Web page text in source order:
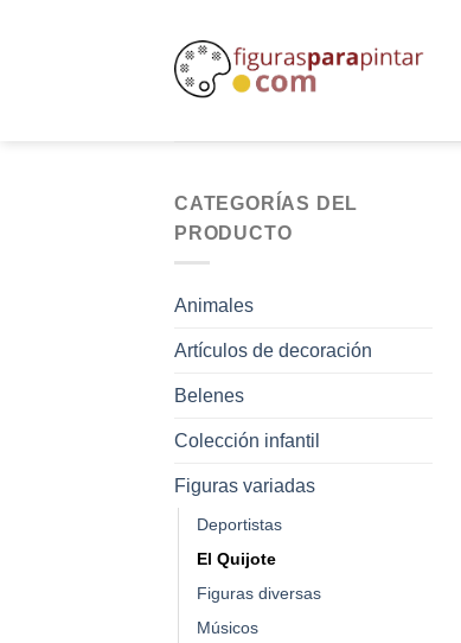
CATEGORÍAS DEL
PRODUCTO
Animales
Artículos de decoración
Belenes
Colección infantil
Figuras variadas
Deportistas
El Quijote
Figuras diversas
Músicos